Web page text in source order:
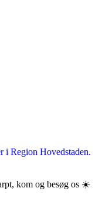
Region Hovedstaden.
kom og besøg os ☀️